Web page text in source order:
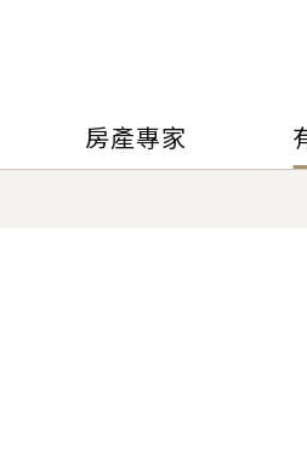
房產專家